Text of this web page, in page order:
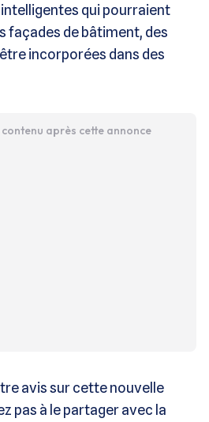
qui pourraient
façades de bâtiment, des
incorporées dans des
après cette annonce
avis sur cette nouvelle
pas à le partager avec la